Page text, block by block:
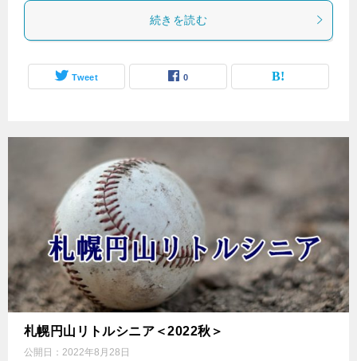
続きを読む
Tweet 0
札幌円山リトルシニア＜2022秋＞
公開日： 2022年8月28日